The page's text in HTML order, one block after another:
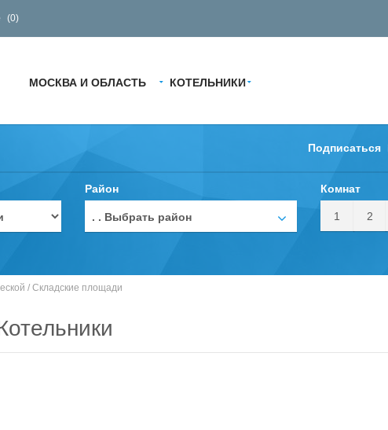
(0)
МОСКВА И ОБЛАСТЬ КОТЕЛЬНИКИ
Подписаться
Район
. . Выбрать район
Комнат
1 2
/ Складские площади